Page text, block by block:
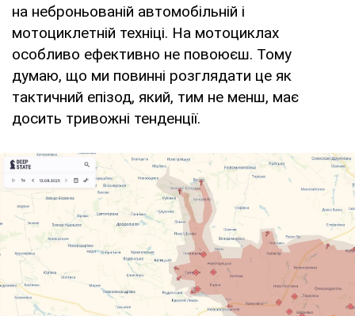
на неброньованій автомобільній і
мотоциклетній техніці. На мотоциклах
особливо ефективно не повоюєш. Тому
думаю, що ми повинні розглядати це як
тактичний епізод, який, тим не менш, має
досить тривожні тенденції.